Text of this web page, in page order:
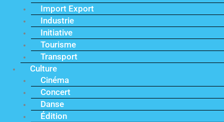
Import Export
Industrie
Initiative
Tourisme
Transport
Culture
Cinéma
Concert
Danse
Édition